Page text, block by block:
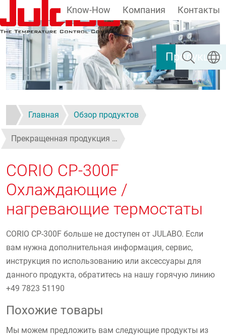
Перейти к основному содержанию
Продукция
Know-How Компания Контакты
Поиск
Главная Обзор продуктов
Прекращенная продукция …
CORIO CP-300F
Охлаждающие /
нагревающие термостаты
CORIO CP-300F больше не доступен от JULABO. Если
вам нужна дополнительная информация, cервис,
инструкция по использованию или аксессуары для
данного продукта, обратитесь на нашу горячую линию
+49 7823 51190
Похожие товары
Мы можем предложить вам следующие продукты из